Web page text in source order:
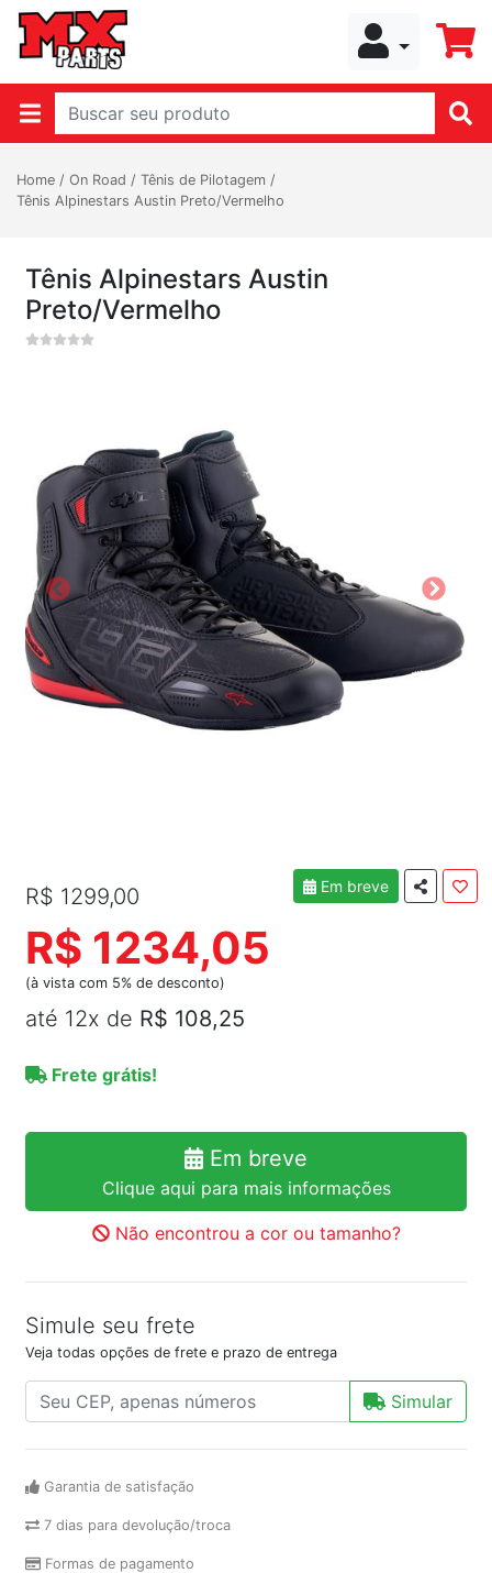
Home / On Road / Tênis de Pilotagem /
Tênis Alpinestars Austin Preto/Vermelho
Tênis Alpinestars Austin
Preto/Vermelho
Em breve
R$ 1299,00
R$ 1234,05
(à vista com 5% de desconto)
até 12x de R$ 108,25
Frete grátis!
Em breve
Clique aqui para mais informações
Não encontrou a cor ou tamanho?
Simule seu frete
Veja todas opções de frete e prazo de entrega
Simular
Garantia de satisfação
7 dias para devolução/troca
Formas de pagamento